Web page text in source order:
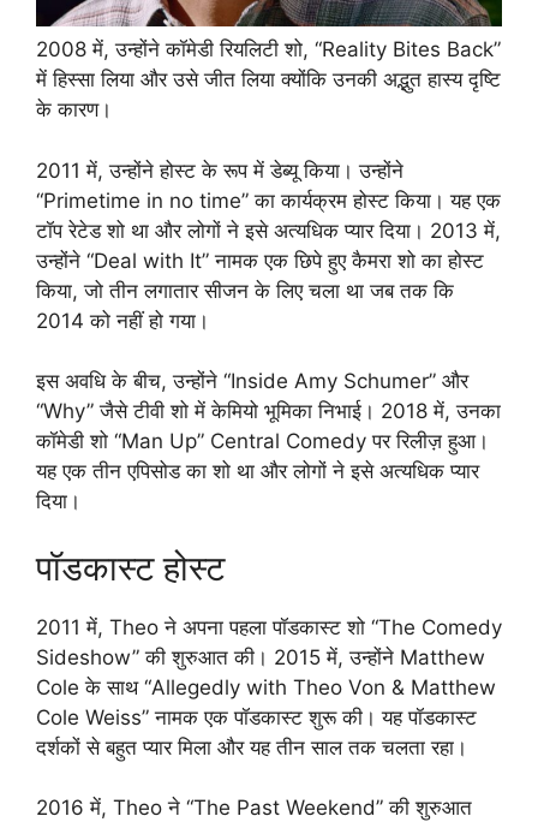
2008 में, उन्होंने कॉमेडी रियलिटी शो, “Reality Bites Back”
में हिस्सा लिया और उसे जीत लिया क्योंकि उनकी अद्भुत हास्य दृष्टि
के कारण।
2011 में, उन्होंने होस्ट के रूप में डेब्यू किया। उन्होंने
“Primetime in no time” का कार्यक्रम होस्ट किया। यह एक
टॉप रेटेड शो था और लोगों ने इसे अत्यधिक प्यार दिया। 2013 में,
उन्होंने “Deal with It” नामक एक छिपे हुए कैमरा शो का होस्ट
किया, जो तीन लगातार सीजन के लिए चला था जब तक कि
2014 को नहीं हो गया।
इस अवधि के बीच, उन्होंने “Inside Amy Schumer” और
“Why” जैसे टीवी शो में केमियो भूमिका निभाई। 2018 में, उनका
कॉमेडी शो “Man Up” Central Comedy पर रिलीज़ हुआ।
यह एक तीन एपिसोड का शो था और लोगों ने इसे अत्यधिक प्यार
दिया।
पॉडकास्ट होस्ट
2011 में, Theo ने अपना पहला पॉडकास्ट शो “The Comedy
Sideshow” की शुरुआत की। 2015 में, उन्होंने Matthew
Cole के साथ “Allegedly with Theo Von & Matthew
Cole Weiss” नामक एक पॉडकास्ट शुरू की। यह पॉडकास्ट
दर्शकों से बहुत प्यार मिला और यह तीन साल तक चलता रहा।
2016 में, Theo ने “The Past Weekend” की शुरुआत